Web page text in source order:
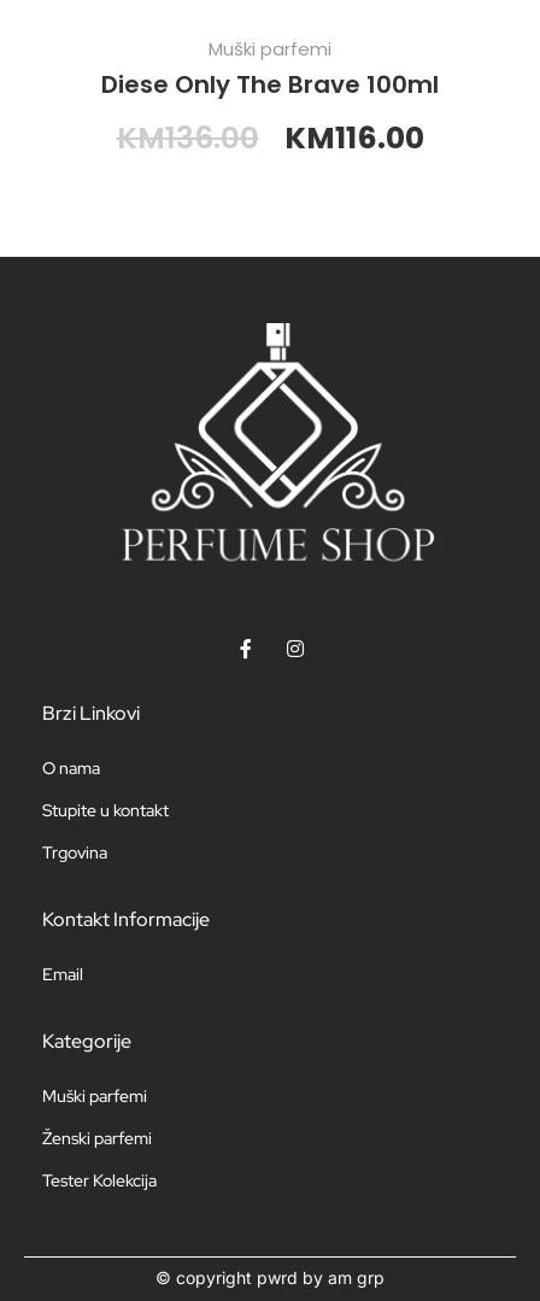
Muški parfemi
Diese Only The Brave 100ml
KM136.00 KM116.00
Brzi Linkovi
O nama
Stupite u kontakt
Trgovina
Kontakt Informacije
Email
Kategorije
Muški parfemi
Ženski parfemi
Tester Kolekcija
© copyright pwrd by am grp